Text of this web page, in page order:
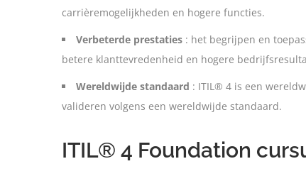
carrièremogelijkheden en hogere functies.
Verbeterde prestaties : het begrijpen en
betere klanttevredenheid en hogere
Wereldwijde standaard : ITIL® 4 is een
valideren volgens een wereldwijde standaard.
ITIL® 4 Foundation